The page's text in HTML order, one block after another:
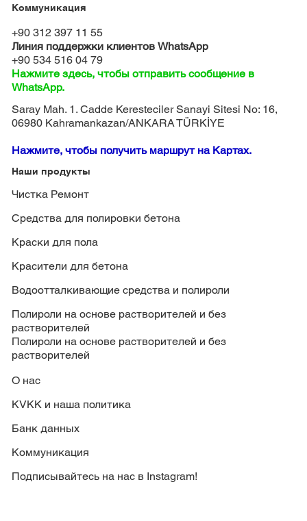
Коммуникация
+90 312 397 11 55
Линия поддержки клиентов WhatsApp
+90 534 516 04 79
Нажмите здесь, чтобы отправить сообщение в
WhatsApp.
Saray Mah. 1. Cadde Keresteciler Sanayi Sitesi No: 16,
06980 Kahramankazan/ANKARA TÜRKİYE
Нажмите, чтобы получить маршрут на Картах.
Наши продукты
Чистка Ремонт
Средства для полировки бетона
Краски для пола
Красители для бетона
Водоотталкивающие средства и полироли
Полироли на основе растворителей и без
растворителей
Полироли на основе растворителей и без
растворителей
О нас
KVKK и наша политика
Банк данных
Коммуникация
Подписывайтесь на нас в Instagram!